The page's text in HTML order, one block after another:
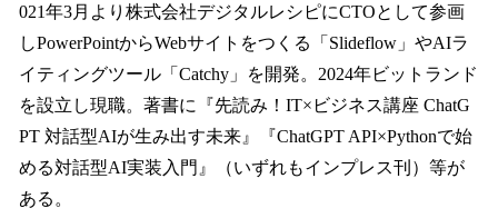
021年3月より株式会社デジタルレシピにCTOとして参画
しPowerPointからWebサイトをつくる「Slideflow」やAIラ
イティングツール「Catchy」を開発。2024年ビットランド
を設立し現職。著書に『先読み！IT×ビジネス講座 ChatG
PT 対話型AIが生み出す未来』『ChatGPT API×Pythonで始
める対話型AI実装入門』（いずれもインプレス刊）等が
ある。